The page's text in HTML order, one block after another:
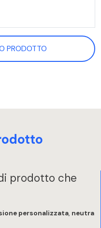
PRODOTTO
prodotto che
personalizzata, neutra